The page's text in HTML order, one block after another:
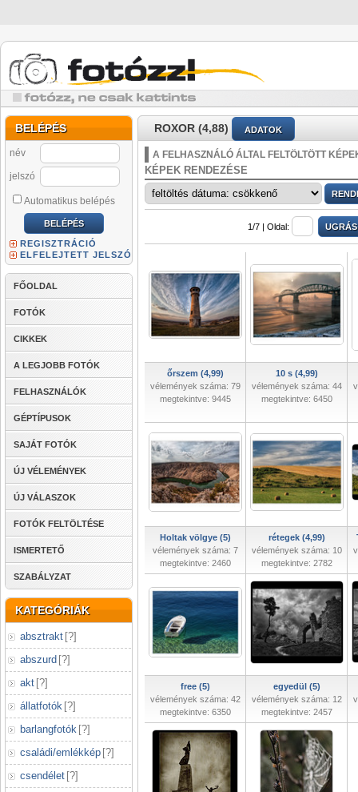
BELÉPÉS
név
jelszó
Automatikus belépés
REGISZTRÁCIÓ
ELFELEJTETT JELSZÓ
FŐOLDAL
FOTÓK
CIKKEK
A LEGJOBB FOTÓK
FELHASZNÁLÓK
GÉPTÍPUSOK
SAJÁT FOTÓK
ÚJ VÉLEMÉNYEK
ÚJ VÁLASZOK
FOTÓK FELTÖLTÉSE
ISMERTETŐ
SZABÁLYZAT
KATEGÓRIÁK
absztrakt [?]
abszurd [?]
akt [?]
állatfotók [?]
barlangfotók [?]
családi/emlékkép [?]
csendélet [?]
ROXOR (4,88) ADATOK
A FELHASZNÁLÓ ÁLTAL FELTÖLTÖTT
KÉPEK RENDEZÉSE
1/7 | Oldal:
őrszem (4,99)
vélemények száma: 79
megtekintve: 9445
10 s (4,99)
vélemények száma: 44
megtekintve: 6450
Holtak völgye (5)
vélemények száma: 7
megtekintve: 2460
rétegek (4,99)
vélemények száma: 10
megtekintve: 2782
free (5)
vélemények száma: 42
megtekintve: 6350
egyedül (5)
vélemények száma: 12
megtekintve: 2457